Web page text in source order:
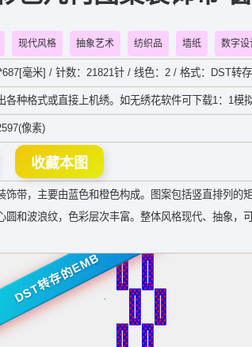
现代风格 抽象艺术 纺织品 墙纸 数字设
毫米] / 针数：21821针 / 线色：2 / 格式：DST转
种格式或直接上机绣。如无绣花软件可下载1：1模拟
像素)
收藏本图
带，主要由蓝色和橙色构成。图案包括竖直排列的
和波浪纹，色彩层次丰富。整体风格现代、抽象，
DST转存的EMB